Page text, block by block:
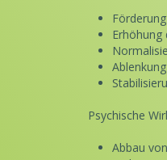
Erhöhung
Psychische
Abbau